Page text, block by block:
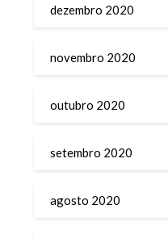
dezembro 2020
novembro 2020
outubro 2020
setembro 2020
agosto 2020